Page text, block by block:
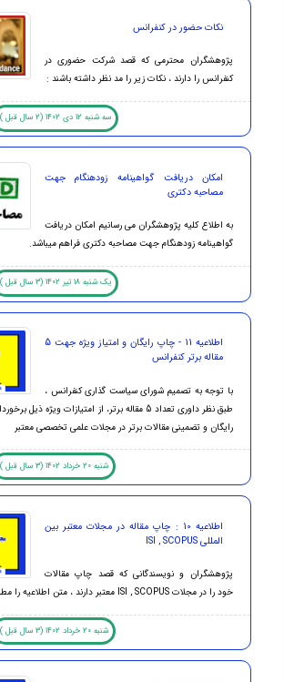
نکات حضور در کنفرانس
پژوهشگران محترمی که قصد شرکت حضوری در
کنفرانس را دارند ، نکات زیر را مد نظر داشته باشند :
سه شنبه 12 دی 1402 (2 سال قبل )
امکان دریافت گواهینامه زودهنگام جهت
مصاحبه دکتری
به اطلاع کلیه پژوهشگران می رسانیم امکان دریافت
گواهینامه زودهنگام جهت مصاحبه دکتری فراهم میباشد.
یک شنبه 18 تیر 1402 (3 سال قبل )
اطلاعیه 11 - چاپ رایگان و امتیاز ویژه جهت 5
مقاله برتر کنفرانس
با توجه به تصمیم شورای سیاست گذاری کنفرانس ،
طبق نظر داوری تعداد 5 مقاله برتر، از امتیازات ویژه
رایگان و تضمینی مقالات برتر در مجلات علمی تخصصی معتبر
شنبه 20 خرداد 1402 (3 سال قبل )
اطلاعیه 10 : چاپ مقاله در مجلات معتبر بین
المللی ISI , SCOPUS
پژوهشگران و نویسندگانی که قصد چاپ مقالات
خود را در مجلات ISI , SCOPUS معتبر دارند ، متن اطلاعیه را مطالعه نمایند .
شنبه 20 خرداد 1402 (3 سال قبل )